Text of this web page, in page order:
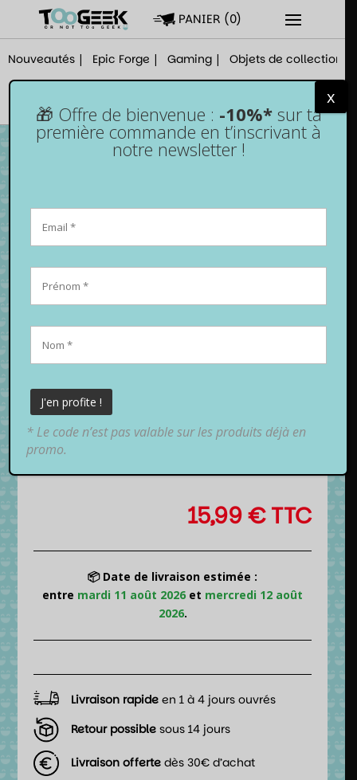
PANIER (0)
Nouveautés Epic Forge Gaming Objets de collection
15,99€TTC
📦 Date de livraison estimée :
entre mardi 11 août 2026 et mercredi 12 août
2026.
Livraison rapide en 1 à 4 jours ouvrés
Retour possible sous 14 jours
Livraison offerte dès 30€ d’achat
🎁 Offre de bienvenue : -10%*sur ta
première commande en t’inscrivant à
notre newsletter !
* Le code n’est pas valable sur les produits déjà en
promo.
x